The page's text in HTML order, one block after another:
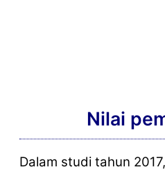
Nilai
Dalam studi tahun